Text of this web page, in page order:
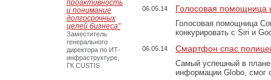
06.05.14 Голосовая помощница
Голосовая помощница
конкурировать с Siri и
06.05.14 Смартфон спас
Самый успешный в
информации Globo, смог
проактивность
и понимание
долгосрочных
целей бизнеса"
Заместитель
генерального
директора по ИТ-
инфраструктуре,
ГК CUSTIS